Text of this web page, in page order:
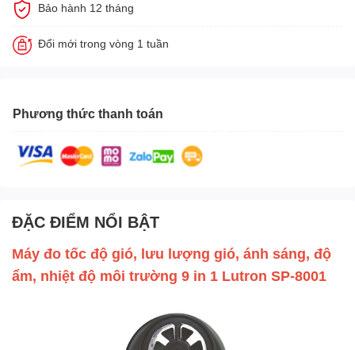
Bảo hành 12 tháng
Đổi mới trong vòng 1 tuần
Phương thức thanh toán
ĐẶC ĐIỂM NỔI BẬT
Máy đo tốc độ gió, lưu lượng gió, ánh sáng, độ
ẩm, nhiệt độ môi trường 9 in 1 Lutron SP-8001